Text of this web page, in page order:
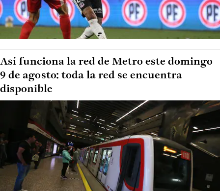
Así funciona la red de Metro este domingo
9 de agosto: toda la red se encuentra
disponible